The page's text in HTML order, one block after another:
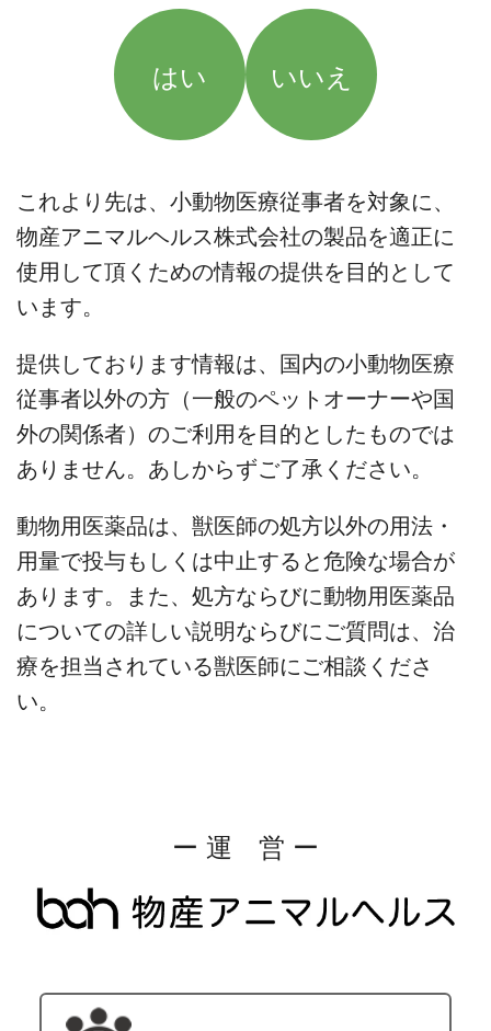
はい いいえ
これより先は、小動物医療従事者を対象に、
物産アニマルヘルス株式会社の製品を適正に
使用して頂くための情報の提供を目的として
います。
提供しております情報は、国内の小動物医療
従事者以外の方（一般のペットオーナーや国
外の関係者）のご利用を目的としたものでは
ありません。あしからずご了承ください。
動物用医薬品は、獣医師の処方以外の用法・
用量で投与もしくは中止すると危険な場合が
あります。また、処方ならびに動物用医薬品
についての詳しい説明ならびにご質問は、治
療を担当されている獣医師にご相談くださ
い。
ー 運 営 ー